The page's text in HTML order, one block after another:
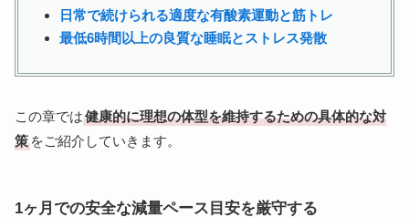
日常で続けられる適度な有酸素運動と筋トレ
最低6時間以上の良質な睡眠とストレス発散
この章では健康的に理想の体型を維持するための具体的な対
策 をご紹介していきます。
1ヶ月での安全な減量ペース目安を厳守する